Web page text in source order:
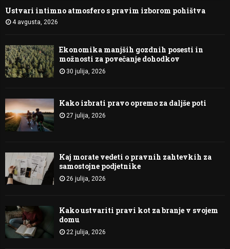
Ustvari intimno atmosfero s pravim izborom pohištva
4 avgusta, 2026
Ekonomika manjših gozdnih posesti in
možnosti za povečanje dohodkov
30 julija, 2026
Kako izbrati pravo opremo za daljše poti
27 julija, 2026
Kaj morate vedeti o pravnih zahtevkih za
samostojne podjetnike
26 julija, 2026
Kako ustvariti pravi kot za branje v svojem
domu
22 julija, 2026